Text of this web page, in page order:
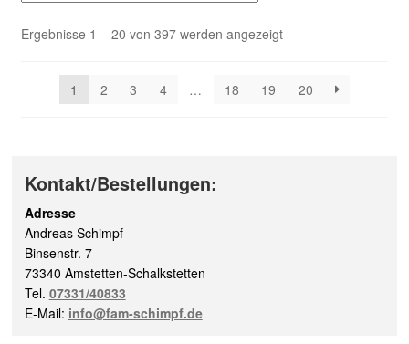
Ergebnisse 1 – 20 von 397 werden angezeigt
1 2 3 4 … 18 19 20
Kontakt/Bestellungen:
Adresse
Andreas Schimpf
Binsenstr. 7
73340 Amstetten-Schalkstetten
Tel. 07331/40833
E-Mail: info@fam-schimpf.de